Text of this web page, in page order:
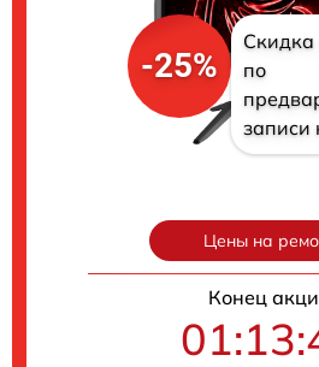
-25%
Скидка
по
записи
Цены на
Конец